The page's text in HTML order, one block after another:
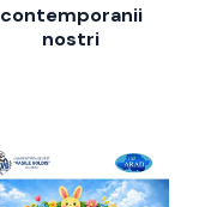
contemporanii
nostri